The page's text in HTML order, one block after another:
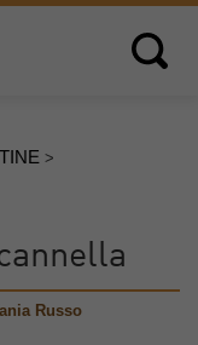
Open
>
Russo